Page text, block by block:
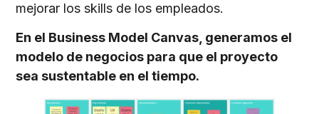
mejorar los skills de los empleados.
En el Business Model Canvas, generamos el
modelo de negocios para que el proyecto
sea sustentable en el tiempo.